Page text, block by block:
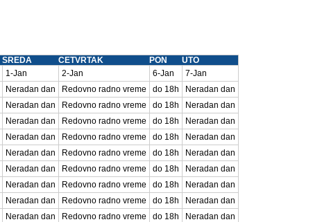
SREDA CETVRTAK PON
UTO
1-Jan 2-Jan 6-Jan
7-Jan
Neradan dan Redovno radno vreme do 18h
Neradan dan
Neradan dan Redovno radno vreme do 18h
Neradan dan
Neradan dan Redovno radno vreme do 18h
Neradan dan
Neradan dan Redovno radno vreme do 18h
Neradan dan
Neradan dan Redovno radno vreme do 18h
Neradan dan
Neradan dan Redovno radno vreme do 18h
Neradan dan
Neradan dan Redovno radno vreme do 18h
Neradan dan
Neradan dan Redovno radno vreme do 18h
Neradan dan
Neradan dan Redovno radno vreme do 18h
Neradan dan